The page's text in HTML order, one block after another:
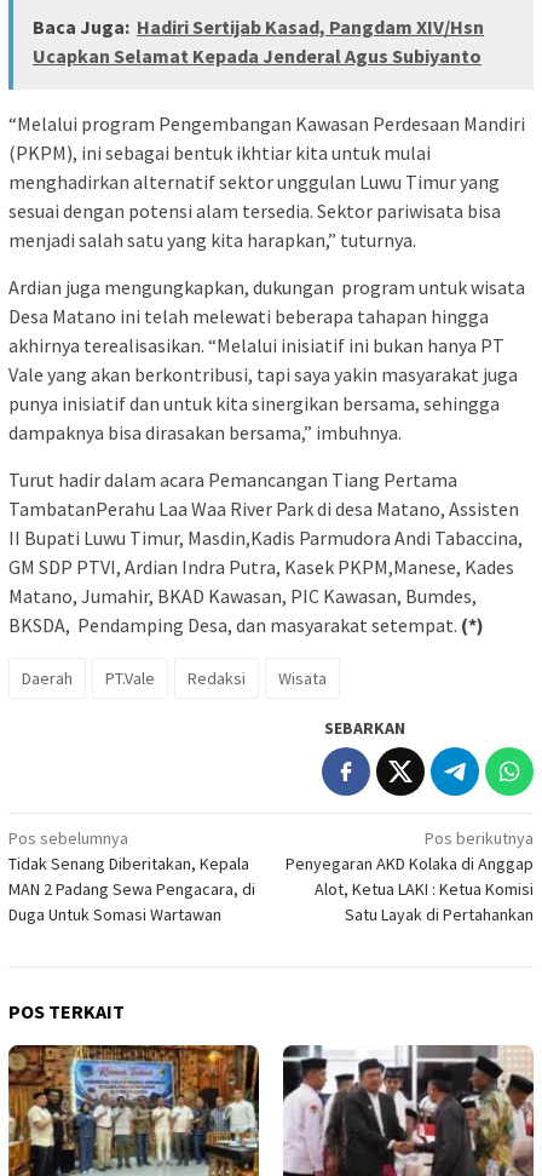
Baca Juga: Hadiri Sertijab Kasad, Pangdam XIV/Hsn
Ucapkan Selamat Kepada Jenderal Agus Subiyanto
“Melalui program Pengembangan Kawasan Perdesaan Mandiri
(PKPM), ini sebagai bentuk ikhtiar kita untuk mulai
menghadirkan alternatif sektor unggulan Luwu Timur yang
sesuai dengan potensi alam tersedia. Sektor pariwisata bisa
menjadi salah satu yang kita harapkan,” tuturnya.
Ardian juga mengungkapkan, dukungan program untuk wisata
Desa Matano ini telah melewati beberapa tahapan hingga
akhirnya terealisasikan. “Melalui inisiatif ini bukan hanya PT
Vale yang akan berkontribusi, tapi saya yakin masyarakat juga
punya inisiatif dan untuk kita sinergikan bersama, sehingga
dampaknya bisa dirasakan bersama,” imbuhnya.
Turut hadir dalam acara Pemancangan Tiang Pertama
TambatanPerahu Laa Waa River Park di desa Matano, Assisten
II Bupati Luwu Timur, Masdin,Kadis Parmudora Andi Tabaccina,
GM SDP PTVI, Ardian Indra Putra, Kasek PKPM,Manese, Kades
Matano, Jumahir, BKAD Kawasan, PIC Kawasan, Bumdes,
BKSDA, Pendamping Desa, dan masyarakat setempat. (*)
Daerah PT.Vale Redaksi Wisata
SEBARKAN
Navigasi
pos
Pos sebelumnya
Tidak Senang Diberitakan, Kepala
MAN 2 Padang Sewa Pengacara, di
Duga Untuk Somasi Wartawan
Pos berikutnya
Penyegaran AKD Kolaka di Anggap
Alot, Ketua LAKI : Ketua Komisi
Satu Layak di Pertahankan
POS TERKAIT